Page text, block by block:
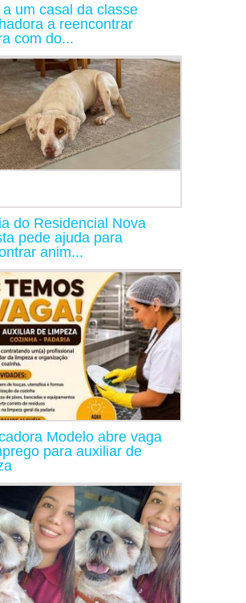
um casal da classe
a reencontrar
com do...
do Residencial Nova
pede ajuda para
anim...
Modelo abre vaga
para auxiliar de